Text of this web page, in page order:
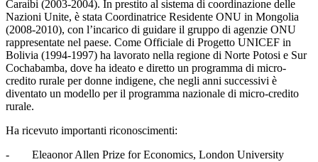
Caraibi (2003-2004). In prestito al sistema di coordinazione delle
Nazioni Unite, è stata Coordinatrice Residente ONU in Mongolia
(2008-2010), con l’incarico di guidare il gruppo di agenzie ONU
rappresentate nel paese. Come Officiale di Progetto UNICEF in
Bolivia (1994-1997) ha lavorato nella regione di Norte Potosi e Sur
Cochabamba, dove ha ideato e diretto un programma di micro-
credito rurale per donne indigene, che negli anni successivi è
diventato un modello per il programma nazionale di micro-credito
rurale.
Ha ricevuto importanti riconoscimenti:
- Eleaonor Allen Prize for Economics, London University